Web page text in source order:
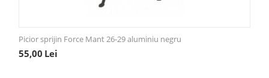
Picior sprijin Force Mant 26-29 aluminiu negru
55,00 Lei